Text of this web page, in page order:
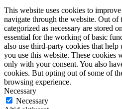
This website uses cookies to
navigate through the website. Out of
categorized as necessary are stored
essential for the working of basic
also use third-party cookies that help
you use this website. These cookies
only with your consent. You also
cookies. But opting out of some of
browsing experience.
Necessary
Necessary